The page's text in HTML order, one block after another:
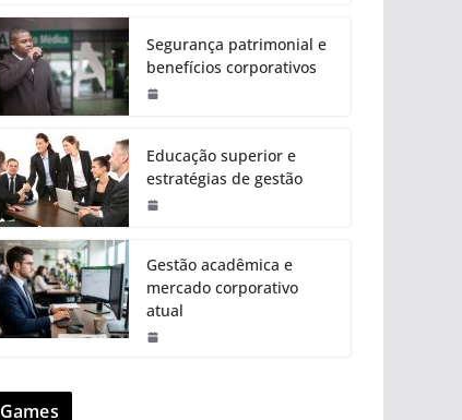
Segurança patrimonial e
benefícios corporativos
Educação superior e
estratégias de gestão
Gestão acadêmica e
mercado corporativo
atual
Games